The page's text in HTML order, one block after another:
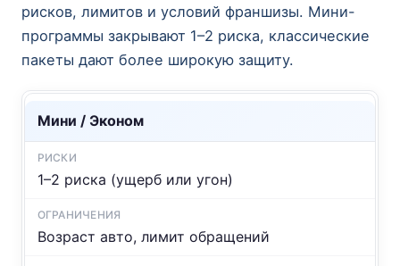
рисков, лимитов и условий франшизы. Мини-
программы закрывают 1–2 риска, классические
пакеты дают более широкую защиту.
Мини / Эконом
1–2 риска (ущерб или угон)
Возраст авто, лимит обращений